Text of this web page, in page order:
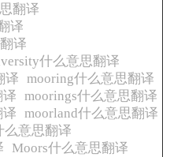
翻译
译
译
什么意思翻译
译 mooring什么意思翻译
译 moorings什么意思翻译
译 moorland什么意思翻译
么意思翻译
Moors什么意思翻译